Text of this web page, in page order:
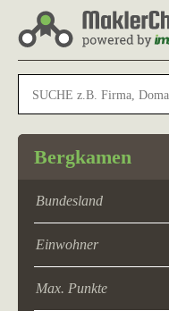
Bergkamen
Bundesland
Einwohner
Max. Punkte